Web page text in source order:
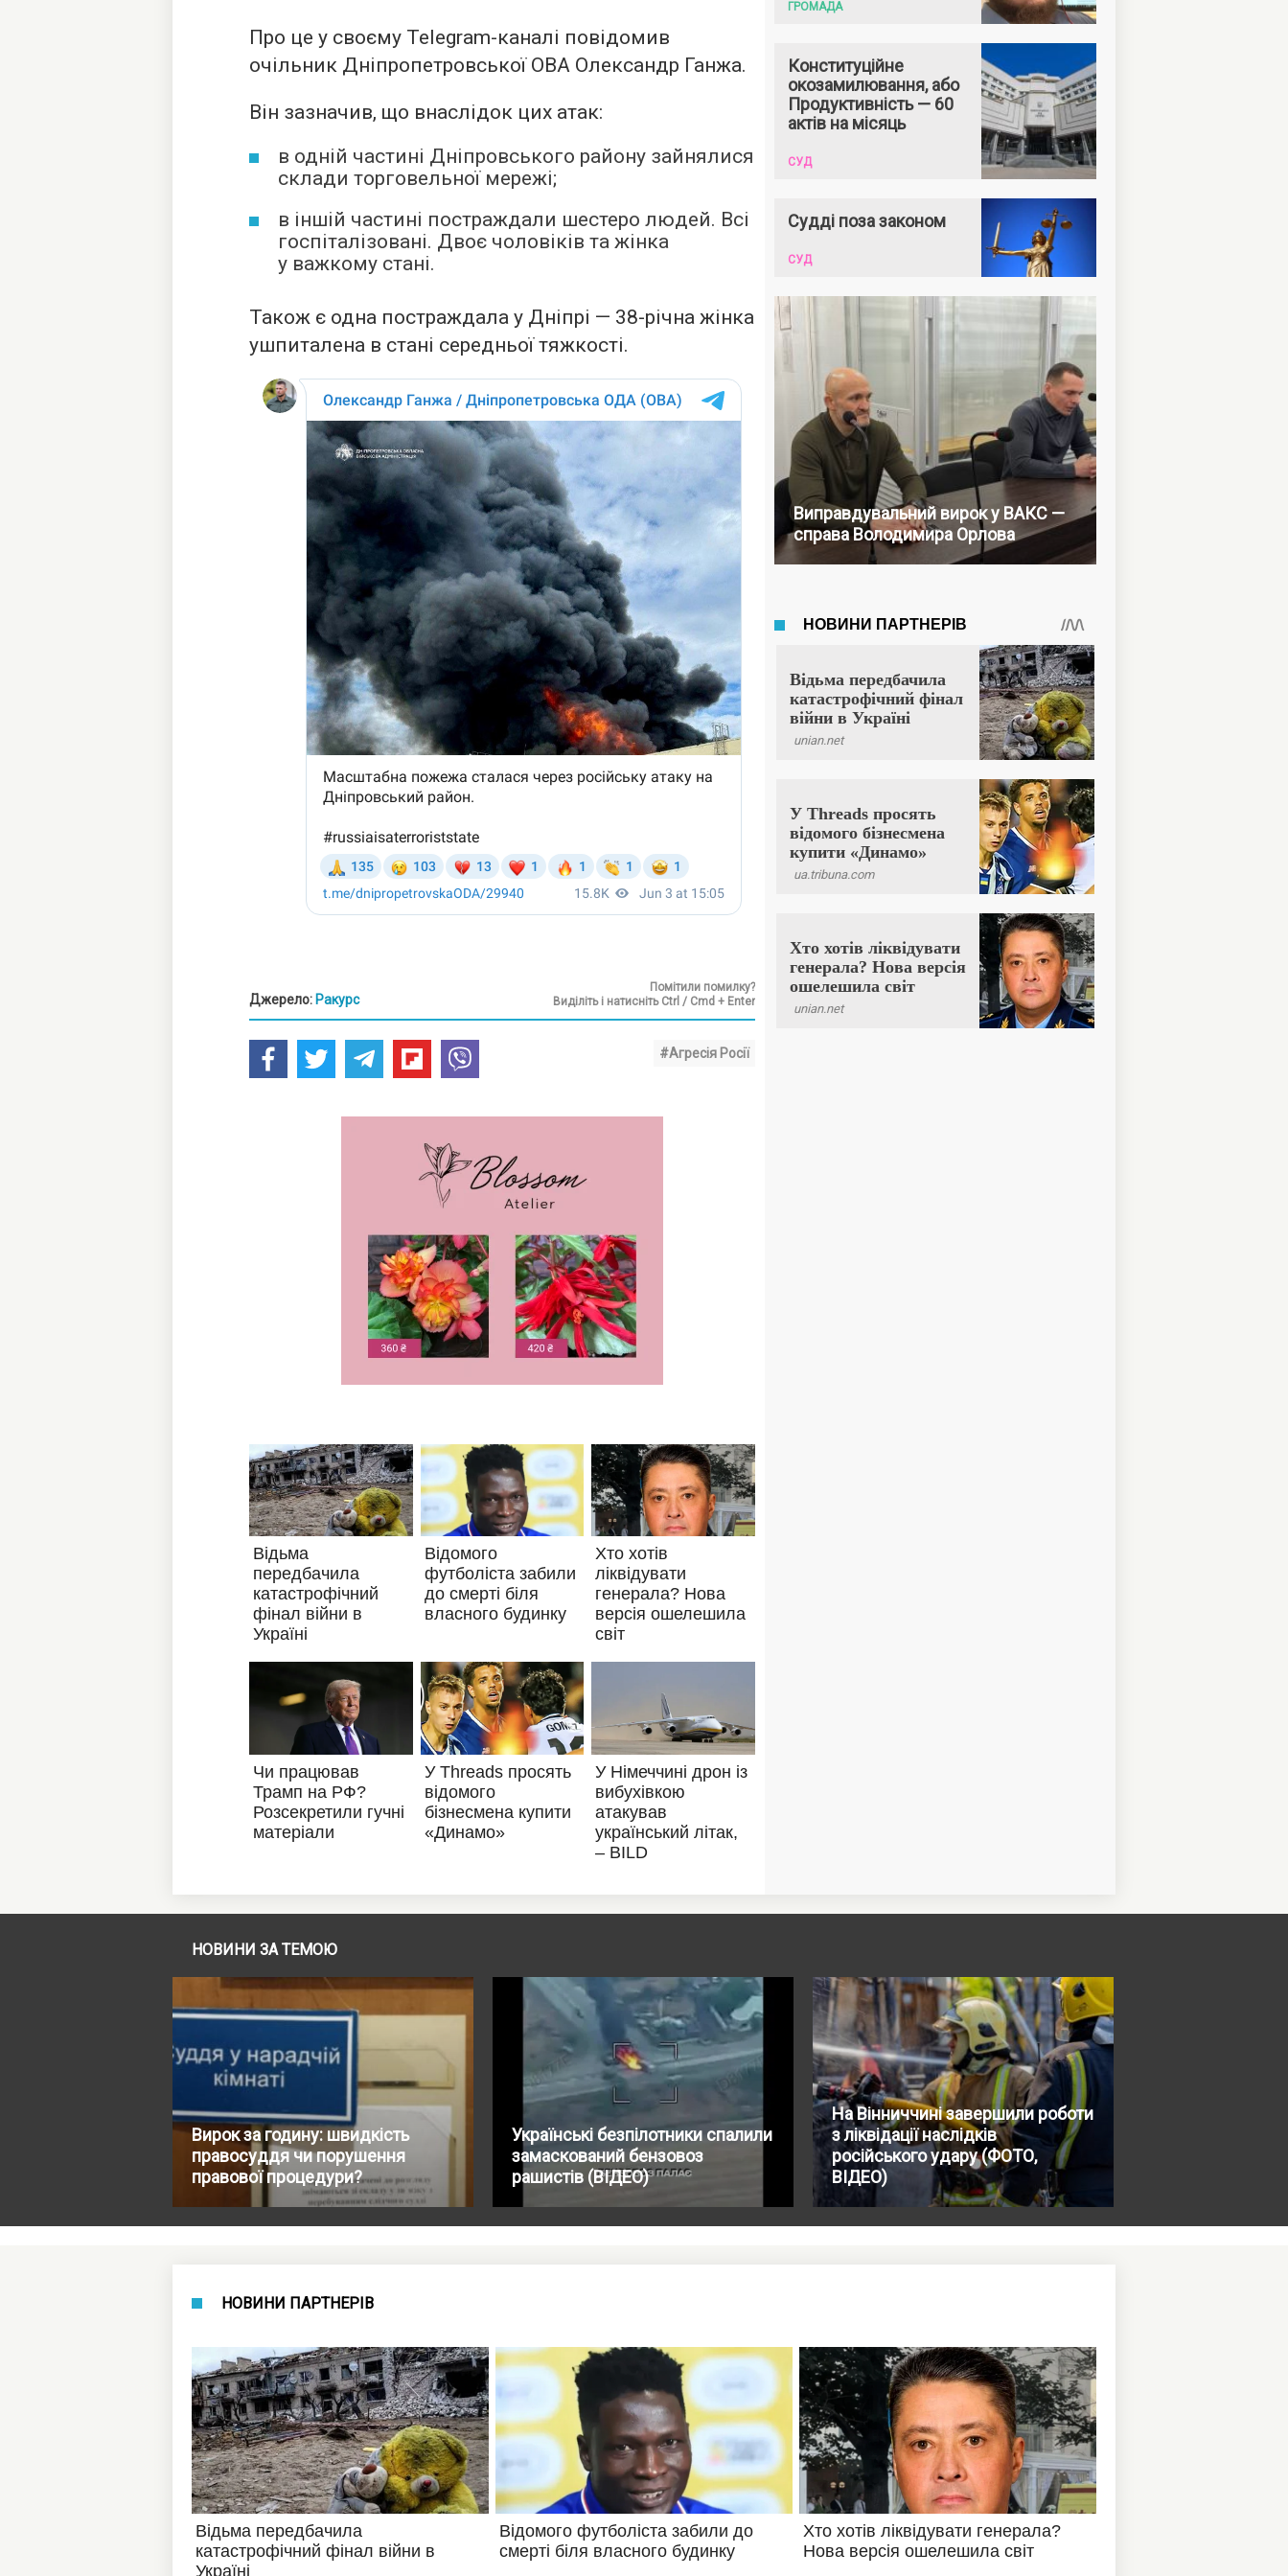
Про це у своєму Telegram-каналі повідомив
очільник Дніпропетровської ОВА Олександр Ганжа.
Він зазначив, що внаслідок цих атак:
в одній частині Дніпровського району зайнялися
склади торговельної мережі;
в іншій частині постраждали шестеро людей. Всі
госпіталізовані. Двоє чоловіків та жінка
у важкому стані.
Також є одна постраждала у Дніпрі — 38-річна жінка
ушпиталена в стані середньої тяжкості.
Джерело: Ракурс
Помітили помилку?
Виділіть і натисніть Ctrl / Cmd + Enter
#Агресія Росії
ГРОМАДА
Конституційне
окозамилювання, або
Продуктивність — 60
актів на місяць
СУД
Судді поза законом
СУД
Виправдувальний вирок у ВАКС —
справа Володимира Орлова
НОВИНИ ЗА ТЕМОЮ
Вирок за годину: швидкість
правосуддя чи порушення
правової процедури?
Українські безпілотники спалили
замаскований бензовоз
рашистів (ВІДЕО)
На Вінниччині завершили роботи
з ліквідації наслідків
російського удару (ФОТО,
ВІДЕО)
НОВИНИ ПАРТНЕРІВ